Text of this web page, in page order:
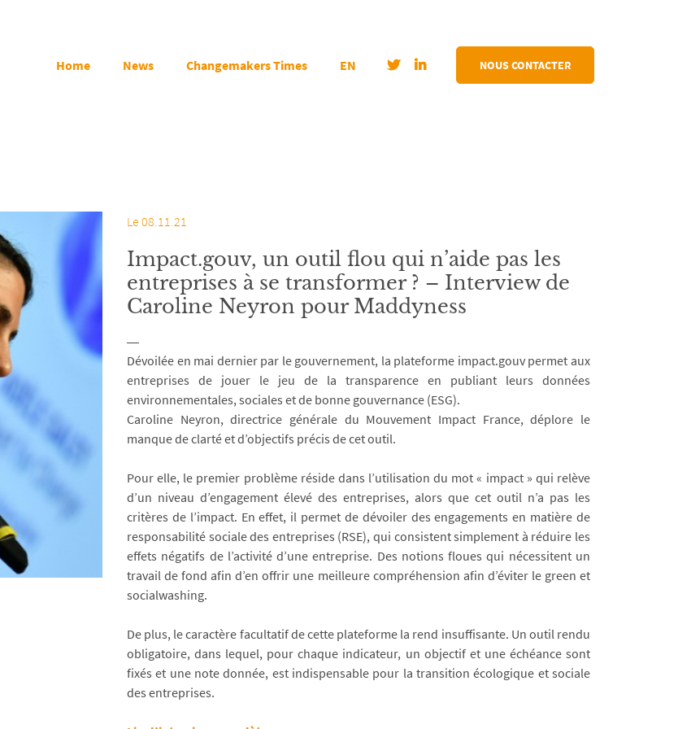
Home News Changemakers Times EN NOUS CONTACTER
Le 08.11.21
Impact.gouv, un outil flou qui n’aide pas les
entreprises à se transformer ? – Interview de
Caroline Neyron pour Maddyness
Dévoilée en mai dernier par le gouvernement, la plateforme impact.gouv permet aux
entreprises de jouer le jeu de la transparence en publiant leurs données
environnementales, sociales et de bonne gouvernance (ESG).
Caroline Neyron, directrice générale du Mouvement Impact France, déplore le
manque de clarté et d’objectifs précis de cet outil.
Pour elle, le premier problème réside dans l’utilisation du mot « impact » qui relève
d’un niveau d’engagement élevé des entreprises, alors que cet outil n’a pas les
critères de l’impact. En effet, il permet de dévoiler des engagements en matière de
responsabilité sociale des entreprises (RSE), qui consistent simplement à réduire les
effets négatifs de l’activité d’une entreprise. Des notions floues qui nécessitent un
travail de fond afin d’en offrir une meilleure compréhension afin d’éviter le green et
socialwashing.
De plus, le caractère facultatif de cette plateforme la rend insuffisante. Un outil rendu
obligatoire, dans lequel, pour chaque indicateur, un objectif et une échéance sont
fixés et une note donnée, est indispensable pour la transition écologique et sociale
des entreprises.